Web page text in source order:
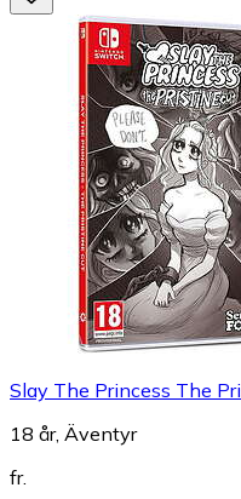
Slay The Princess The
18 år, Äventyr
fr.